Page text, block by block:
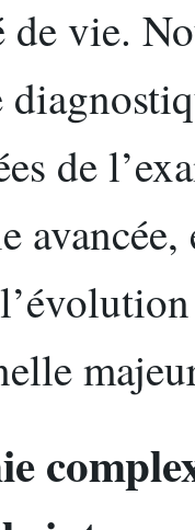
vie.
de